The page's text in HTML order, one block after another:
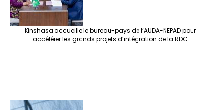
Kinshasa accueille le bureau-pays de l’AUDA-NEPAD pour
accélérer les grands projets d’intégration de la RDC